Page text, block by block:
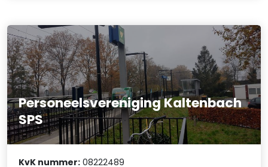
Personeelsvereniging Kaltenbach
SPS
KvK nummer: 08222489